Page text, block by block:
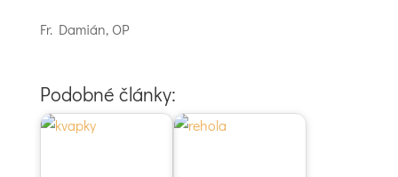
Fr. Damián, OP
Podobné články: